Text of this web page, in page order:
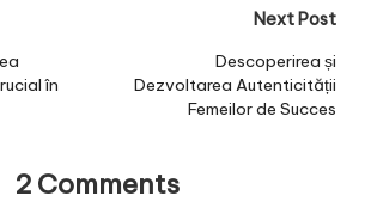
în
Next Post
Descoperirea și
Dezvoltarea Autenticității
Femeilor de Succes
2 Comments